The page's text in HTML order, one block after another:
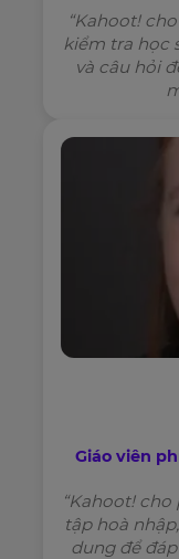
“Kahoot!
kiểm tra học
và câu hỏi
Giáo viên
“Kahoot!
tập hoà
dung để